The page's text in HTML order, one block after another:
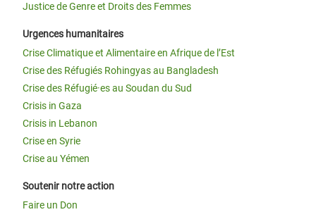
Justice de Genre et Droits des Femmes
Urgences humanitaires
Crise Climatique et Alimentaire en Afrique de l’Est
Crise des Réfugiés Rohingyas au Bangladesh
Crise des Réfugié·es au Soudan du Sud
Crisis in Gaza
Crisis in Lebanon
Crise en Syrie
Crise au Yémen
Soutenir notre action
Faire un Don